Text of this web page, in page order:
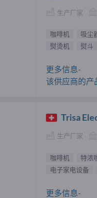
生产厂家
咖啡机 吸尘
熨烫机
熨斗
更多信息-
该供应商的产
Trisa
生产厂家
咖啡机 特浓
电子家电设备
更多信息-